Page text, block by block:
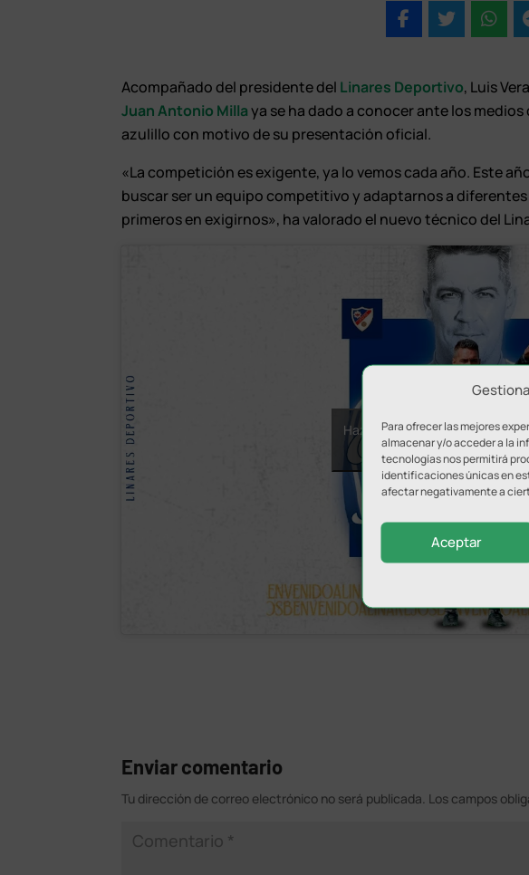
Para ofrecer las mejores
almacenar y/o acceder a la
tecnologías nos permitirá
identificaciones únicas en
afectar negativamente a
Aceptar
Acompañado del presidente del Linares Deportivo, Luis
Juan Antonio Millaya se ha dado a conocer ante los
azulillo con motivo de su presentación oficial.
«La competición es exigente, ya lo vemos cada año. Este
buscar ser un equipo competitivo y adaptarnos a
primeros en exigirnos», ha valorado el nuevo técnico del
Haz clic para aceptar cookies
y permitir este
Enviar comentario
Tu dirección de correo electrónico no será publicada. Los campos